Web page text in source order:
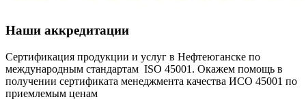
Наши аккредитации
Сертификация продукции и услуг в Нефтеюганске по
международным стандартам ISO 45001. Окажем помощь в
получении сертификата менеджмента качества ИСО 45001 по
приемлемым ценам